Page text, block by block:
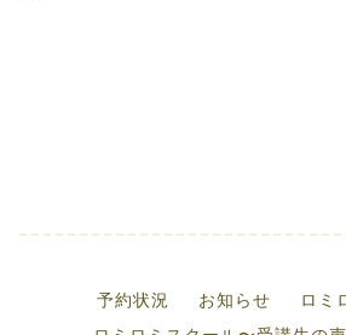
予約状況 お知らせ
ロミ